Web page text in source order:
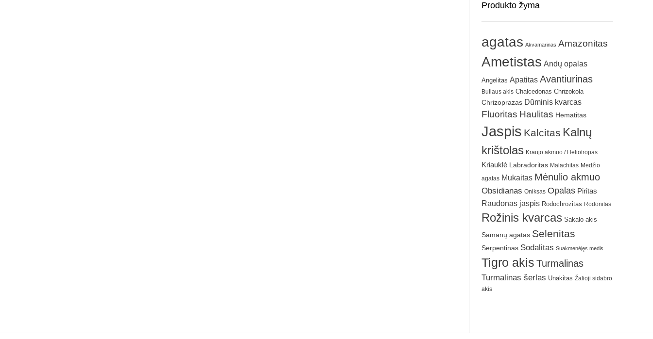
Produkto žyma
agatas Akvamarinas Amazonitas
Ametistas Andų opalas
Angelitas Apatitas Avantiurinas
Buliaus akis Chalcedonas Chrizokola
Chrizoprazas Dūminis kvarcas
Fluoritas Haulitas Hematitas
Jaspis Kalcitas Kalnų
krištolas Kraujo akmuo / Heliotropas
Kriauklė Labradoritas Malachitas Medžio
agatas Mukaitas Mėnulio akmuo
Obsidianas Oniksas Opalas Piritas
Raudonas jaspis Rodochrozitas Rodonitas
Rožinis kvarcas Sakalo akis
Samanų agatas Selenitas
Serpentinas Sodalitas Suakmenėjęs medis
Tigro akis Turmalinas
Turmalinas šerlas Unakitas Žalioji sidabro
akis